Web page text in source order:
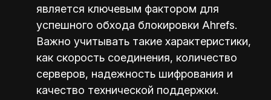
является ключевым фактором для
успешного обхода блокировки Ahrefs.
Важно учитывать такие характеристики,
как скорость соединения, количество
серверов, надежность шифрования и
качество технической поддержки.